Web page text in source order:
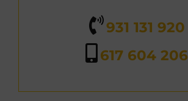
931 131 920
617 604 206